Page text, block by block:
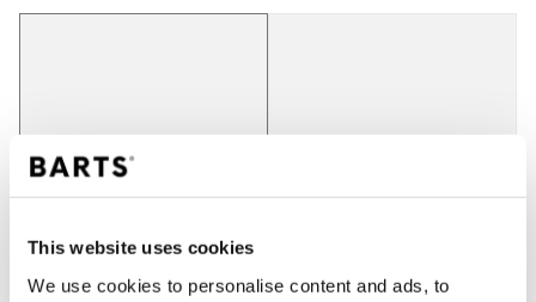
This website uses cookies
We use cookies to personalise content and ads, to